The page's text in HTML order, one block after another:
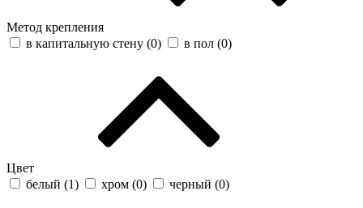
Метод крепления
в капитальную стену (0) в пол (0)
Цвет
белый (1) хром (0) черный (0)